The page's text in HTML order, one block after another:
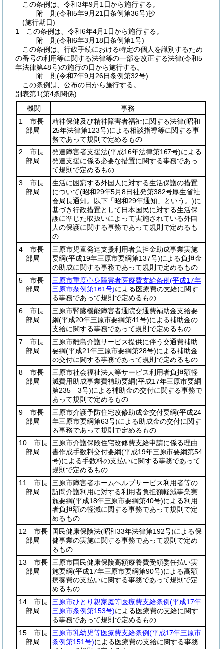
この条例は、令和3年9月1日から施行する。
附 則(令和5年9月21日条例第36号)抄
(施行期日)
1
この条例は、令和6年4月1日から施行する。
附 則(令和6年3月18日条例第1号)
この条例は、行政手続における特定の個人を識別するため
の番号の利用等に関する法律等の一部を改正する法律(令和5
年法律第48号)の施行の日から施行する。
附 則(令和7年9月26日条例第32号)
この条例は、公布の日から施行する。
別表第1(第4条関係)
機関
事務
1 市長
部局
精神保健及び精神障害者福祉に関する法律(昭和
25年法律第123号)による相談指導等に関する事
務であって規則で定めるもの
2 市長
部局
発達障害者支援法(平成16年法律第167号)による
発達支援に係る必要な措置に関する事務であっ
て規則で定めるもの
3 市長
部局
生活に困窮する外国人に対する生活保護の措置
について(昭和29年5月8日社発第382号厚生省社
会局長通知。以下「昭和29年通知」という。)に
基づき行政措置として日本国民に対する生活保
護に準じた取扱いによって実施されている外国
人の保護に関する事務であって規則で定めるも
の
4 市長
部局
三原市児童発達支援利用者負担金助成事業実施
要綱(平成19年三原市要綱第137号)による負担金
の助成に関する事務であって規則で定めるもの
5 市長
部局
三原市重度心身障害者医療費支給条例(平成17年
三原市条例第161号)による医療費の支給に関す
る事務であって規則で定めるもの
6 市長
部局
三原市腎臓機能障害者通院交通費補助金支給要
綱(平成20年三原市要綱第41号)による補助金の
支給に関する事務であって規則で定めるもの
7 市長
部局
三原市離島介護サービス提供に伴う交通費補助
要綱(平成21年三原市要綱第28号)による補助金
の交付に関する事務であって規則で定めるもの
8 市長
部局
三原市社会福祉法人等サービス利用者負担額軽
減費用助成事業費補助要綱(平成17年三原市要綱
第235―3号)による補助金の交付に関する事務で
あって規則で定めるもの
9 市長
部局
三原市介護予防住宅改修助成金交付要綱(平成24
年三原市要綱第63号)による助成金の交付に関す
る事務であって規則で定めるもの
10 市長
部局
三原市介護保険住宅改修費支給申請に係る理由
書作成手数料交付要綱(平成19年三原市要綱第54
号)による手数料の支払いに関する事務であって
規則で定めるもの
11 市長
部局
三原市障害者ホームヘルプサービス利用者等の
訪問介護利用に対する利用者負担額軽減事業実
施要綱(平成18年三原市要綱第40号)による利用
者負担額の軽減に関する事務であって規則で定
めるもの
12 市長
部局
国民健康保険法(昭和33年法律第192号)による保
健事業の実施に関する事務であって規則で定め
るもの
13 市長
部局
三原市国民健康保険高額療養費受領委任払い実
施要綱(平成17年三原市要綱第90号)による高額
療養費の支払いに関する事務であって規則で定
めるもの
14 市長
部局
三原市ひとり親家庭等医療費支給条例(平成17年
三原市条例第153号)による医療費の支給に関す
る事務であって規則で定めるもの
15 市長
部局
三原市乳幼児等医療費支給条例(平成17年三原市
条例第151号)による医療費の支給に関する事務